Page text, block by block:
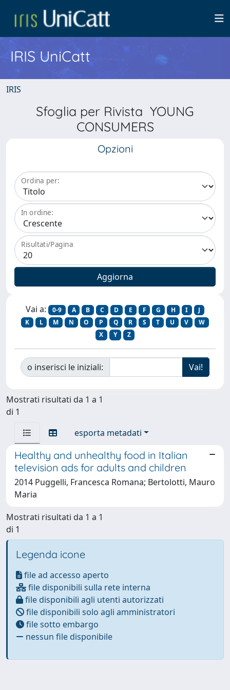
IRIS UniCatt
IRIS
Sfoglia per Rivista YOUNG
CONSUMERS
Opzioni
Ordina per:
In ordine:
Risultati/Pagina
Vai a: 0-9 A B C D E F G H I
J
K
L M N O P Q R S T U V
W
X
Y Z
o inserisci le iniziali:
Mostrati risultati da 1 a 1
di 1
esporta metadati
Healthy and unhealthy food in Italian
television ads for adults and children
2014 Puggelli, Francesca Romana; Bertolotti, Mauro
Maria
Mostrati risultati da 1 a 1
di 1
Legenda icone
file ad accesso aperto
file disponibili sulla rete interna
file disponibili agli utenti autorizzati
file disponibili solo agli amministratori
file sotto embargo
nessun file disponibile